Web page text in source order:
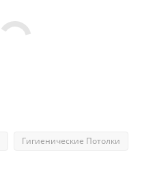
Гигиенические Потолки